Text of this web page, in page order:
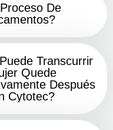
De
Transcurrir
Quede
Después
Cytotec?